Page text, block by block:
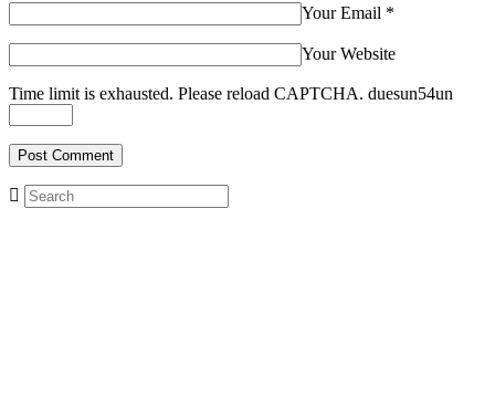
Your Email *
Your Website
Time limit is exhausted. Please reload CAPTCHA. duesun54un